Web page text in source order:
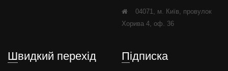
04071, м. Київ, провулок
Хорива 4, оф. 36
Швидкий перехід Підписка